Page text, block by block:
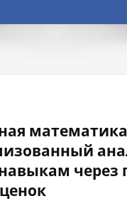
математика
через